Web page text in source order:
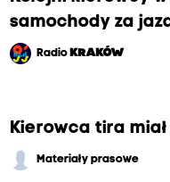
samochody za
Radio KRAKÓW
Kierowca tira
Materiały prasowe